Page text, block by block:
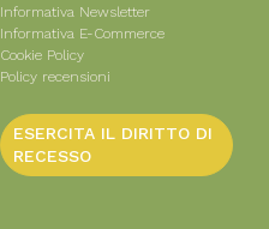
Informativa Newsletter
Informativa E-Commerce
Cookie Policy
Policy recensioni
ESERCITA IL DIRITTO DI
RECESSO